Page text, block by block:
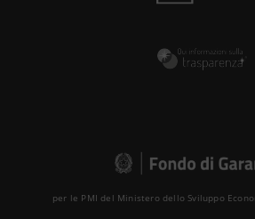
per le PMI del Ministero dello Sviluppo